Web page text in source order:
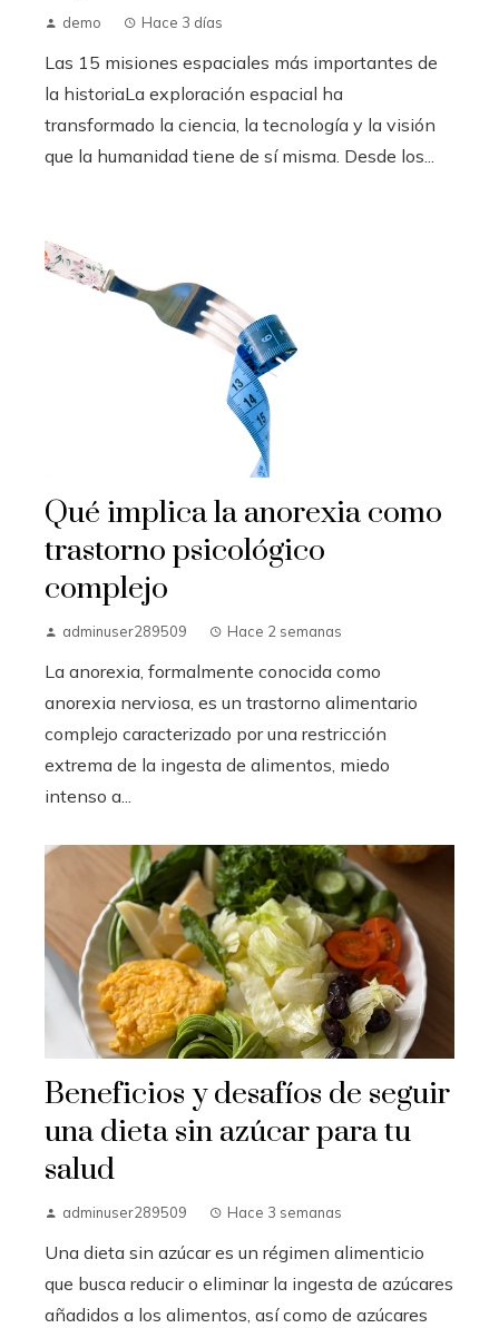
demo Hace 3 días
Las 15 misiones espaciales más importantes de
la historiaLa exploración espacial ha
transformado la ciencia, la tecnología y la visión
que la humanidad tiene de sí misma. Desde los...
Qué implica la anorexia como
trastorno psicológico
complejo
adminuser289509 Hace 2 semanas
La anorexia, formalmente conocida como
anorexia nerviosa, es un trastorno alimentario
complejo caracterizado por una restricción
extrema de la ingesta de alimentos, miedo
intenso a...
Beneficios y desafíos de seguir
una dieta sin azúcar para tu
salud
adminuser289509 Hace 3 semanas
Una dieta sin azúcar es un régimen alimenticio
que busca reducir o eliminar la ingesta de azúcares
añadidos a los alimentos, así como de azúcares